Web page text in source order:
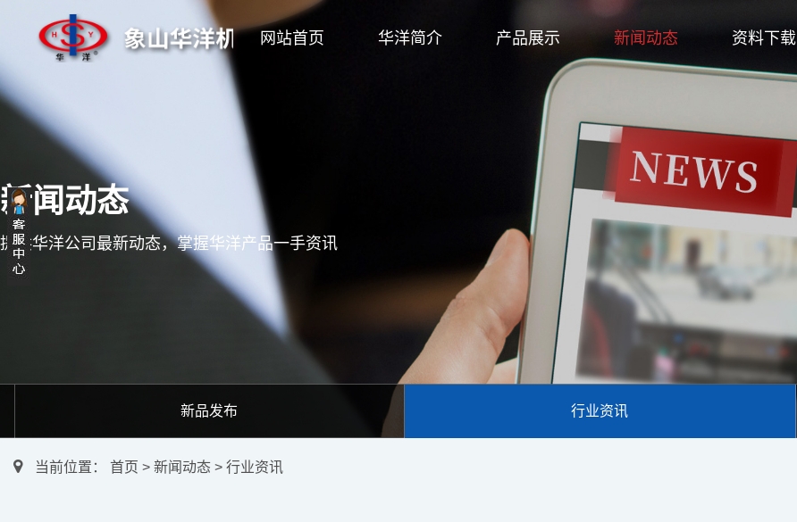
网站首页 华洋简介 产品展示 新闻动态 资料下载
新闻动态
提供华洋公司最新动态，掌握华洋产品一手资讯
新品发布 行业资讯
当前位置： 首页 > 新闻动态 > 行业资讯